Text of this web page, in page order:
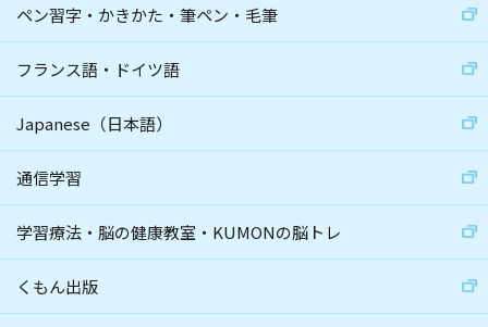
ペン習字・かきかた・筆ペン・毛筆
フランス語・ドイツ語
Japanese（日本語）
通信学習
学習療法・脳の健康教室・KUMONの脳トレ
くもん出版